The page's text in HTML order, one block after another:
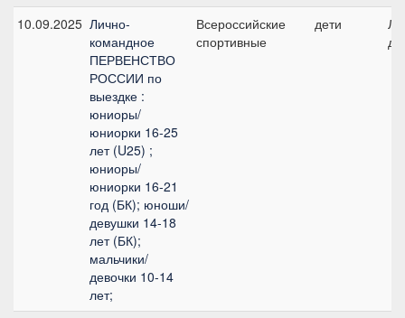
10.09.2025 Лично-
командное
ПЕРВЕНСТВО
РОССИИ по
выездке :
юниоры/
юниорки 16-25
лет (U25) ;
юниоры/
юниорки 16-21
год (БК); юноши/
девушки 14-18
лет (БК);
мальчики/
девочки 10-14
лет;
Всероссийские
спортивные
дети